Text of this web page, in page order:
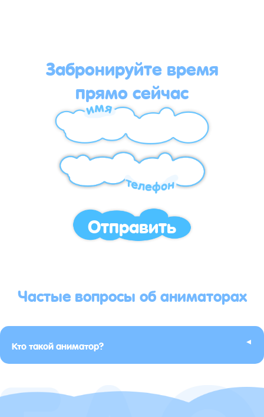
Забронируйте время
прямо сейчас
Отправить
Частые вопросы об аниматорах
Кто такой аниматор? ▸